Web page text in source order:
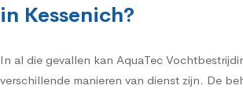
in Kessenich?
In al die gevallen kan AquaTec
verschillende manieren van dienst zijn. De